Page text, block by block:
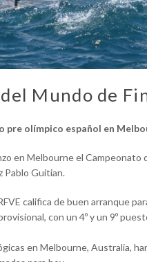
Mundo de
pre olímpico español en
en Melbourne el
Pablo Guitian.
califica de buen arranque
con un 4º y un 9º
en Melbourne, Australia,